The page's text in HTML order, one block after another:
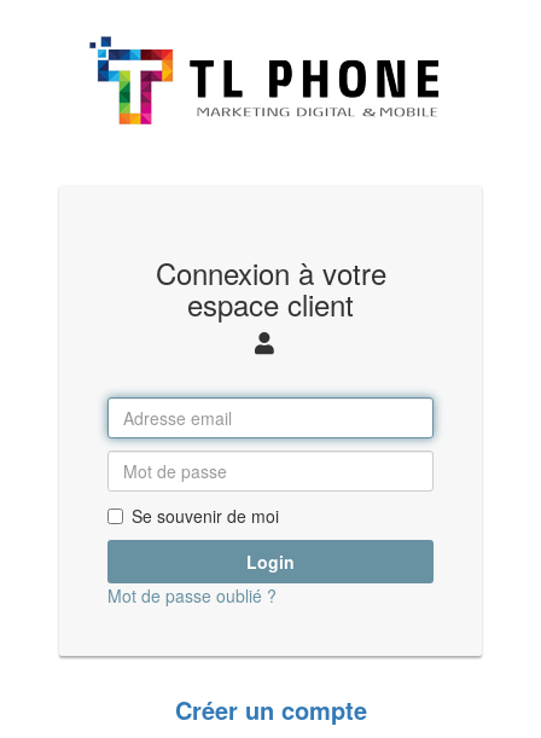
Connexion à votre
espace client
Se souvenir de moi
Mot de passe oublié ?
Créer un compte